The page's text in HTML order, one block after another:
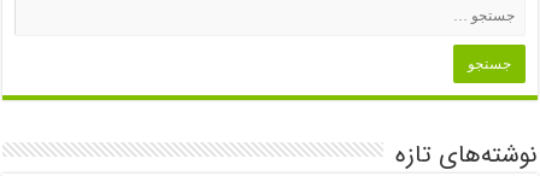
نوشته‌های تازه